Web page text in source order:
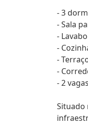
- 3
- Sala
-
-
-
-
- 2
Situado